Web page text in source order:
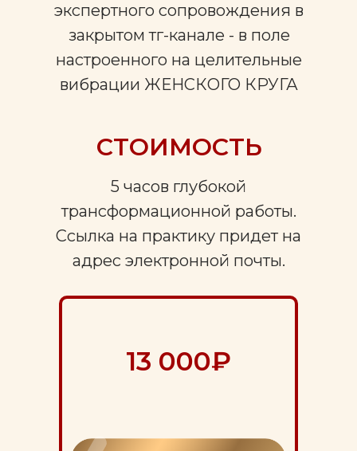
экспертного сопровождения в
закрытом тг-канале - в поле
настроенного на целительные
вибрации ЖЕНСКОГО КРУГА
СТОИМОСТЬ
5 часов глубокой
трансформационной работы.
Ссылка на практику придет на
адрес электронной почты.
13 000₽